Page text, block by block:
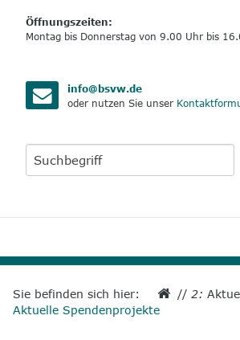
Öffnungszeiten:
Montag bis Donnerstag von 9.00 Uhr bis
info@bsvw.de
oder nutzen Sie unser
2
Aktuelles
Sie befinden sich hier: //2:
Aktuelle Spendenprojekte